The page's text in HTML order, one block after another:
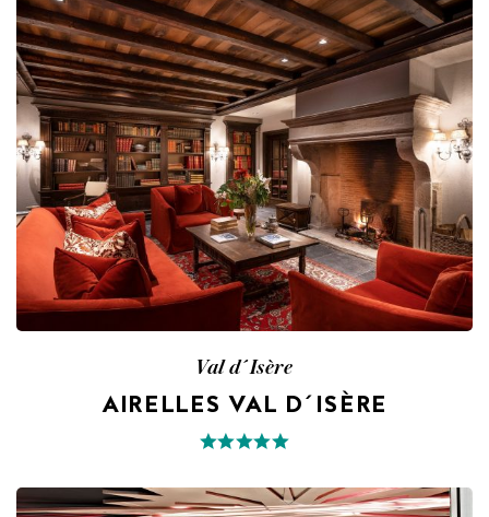
Val d´Isère
AIRELLES VAL D´ISÈRE